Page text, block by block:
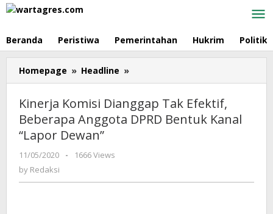
Skip
Beranda Peristiwa Pemerintahan Hukrim Politik
Homepage » Headline »
Komisi
Tak
Efektif,
Kanal
Kinerja Komisi Dianggap Tak Efektif,
Beberapa Anggota DPRD Bentuk Kanal
“Lapor Dewan”
11/05/2020
by
-
1666 Views
by Redaksi